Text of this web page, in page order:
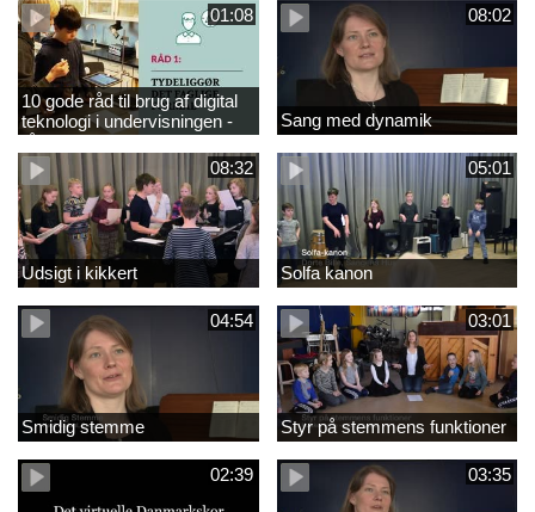
01:08
10 gode råd til brug af digital
teknologi i undervisningen -
råd 1
08:02
Sang med dynamik
08:32
Udsigt i kikkert
05:01
Solfa kanon
04:54
Smidig stemme
03:01
Styr på stemmens funktioner
02:39 03:35